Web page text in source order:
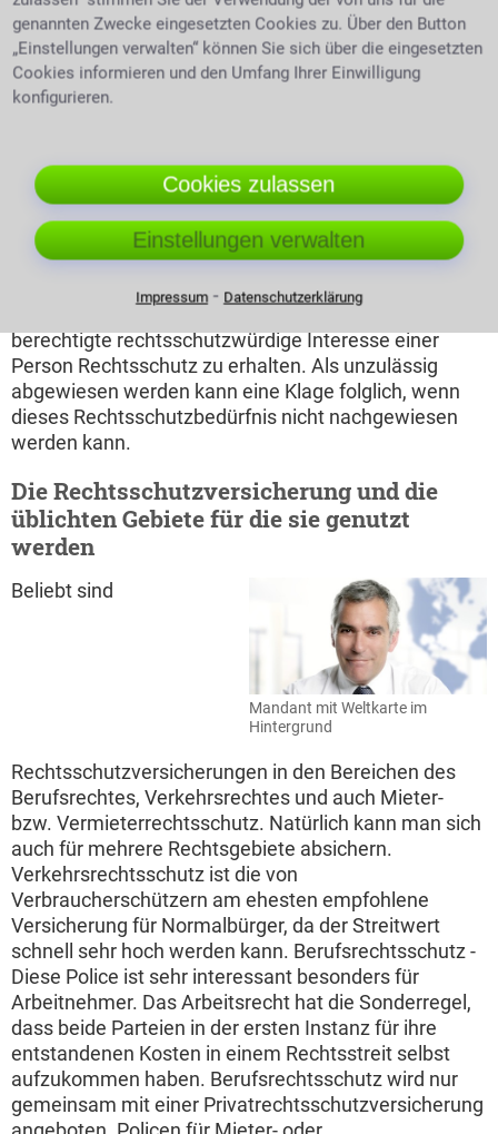
Mandant blickt sorgenvoll
sitzen. Hat der
Schuldner schon
mehrmals erfolglose Vollstreckungen hinter sich?
Dies kann durch eine Anfrage beim Insolvenzgericht
in Erfahrung gebracht werden. Hat man nun in
reicht man seine eigenen Forderungen beim
zuständigen Insolvenzverwalter ein.Die Kosten
Manchmal stehen die verursachten Kosten
(Prozesskosten, Anwaltskosten) in keiner Relation zu
den zu erwartenden Vorteilen.Die Klagebefugnis als
Prozessvoraussetzung fehlt
Zulässigkeitsvoraussetzung einer Klage ist das
berechtigte rechtsschutzwürdige Interesse einer
Person Rechtsschutz zu erhalten. Als unzulässig
abgewiesen werden kann eine Klage folglich, wenn
dieses Rechtsschutzbedürfnis nicht nachgewiesen
werden kann.
Die Rechtsschutzversicherung und die
üblichten Gebiete für die sie genutzt
werden
Mandant mit Weltkarte im
Hintergrund
Beliebt sind
Rechtsschutzversicherungen in den Bereichen des
Berufsrechtes, Verkehrsrechtes und auch Mieter-
bzw. Vermieterrechtsschutz. Natürlich kann man sich
auch für mehrere Rechtsgebiete absichern.
Verkehrsrechtsschutz ist die von
Verbraucherschützern am ehesten empfohlene
Versicherung für Normalbürger, da der Streitwert
schnell sehr hoch werden kann. Berufsrechtsschutz -
Diese Police ist sehr interessant besonders für
Arbeitnehmer. Das Arbeitsrecht hat die Sonderregel,
dass beide Parteien in der ersten Instanz für ihre
entstandenen Kosten in einem Rechtsstreit selbst
aufzukommen haben. Berufsrechtsschutz wird nur
gemeinsam mit einer Privatrechtsschutzversicherung
genannten Zwecke eingesetzten Cookies zu. Über den Button
„Einstellungen verwalten“ können Sie sich über die eingesetzten
Cookies informieren und den Umfang Ihrer Einwilligung
konfigurieren.
Cookies zulassen
Einstellungen verwalten
Impressum⁃ Datenschutzerklärung